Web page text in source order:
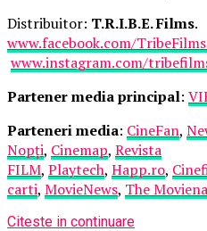
Distribuitor: T.R.I.B.E. Films.
www.facebook.com/
www.instagram.com/
Partener media principal:
Parteneri media: CineFan,
Nopți, Cinemap, Revista
FILM, Playtech, Happ.ro,
carti, MovieNews, The
Citeste in continuare